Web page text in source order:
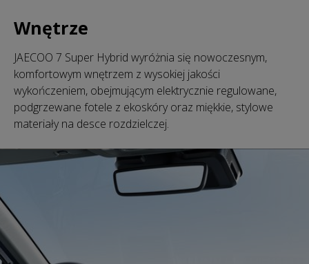
Wnętrze
JAECOO 7 Super Hybrid wyróżnia się nowoczesnym,
komfortowym wnętrzem z wysokiej jakości
wykończeniem, obejmującym elektrycznie regulowane,
podgrzewane fotele z ekoskóry oraz miękkie, stylowe
materiały na desce rozdzielczej.